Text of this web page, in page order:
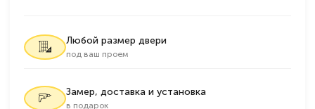
Любой размер двери
под ваш проем
Замер, доставка и установка
в подарок